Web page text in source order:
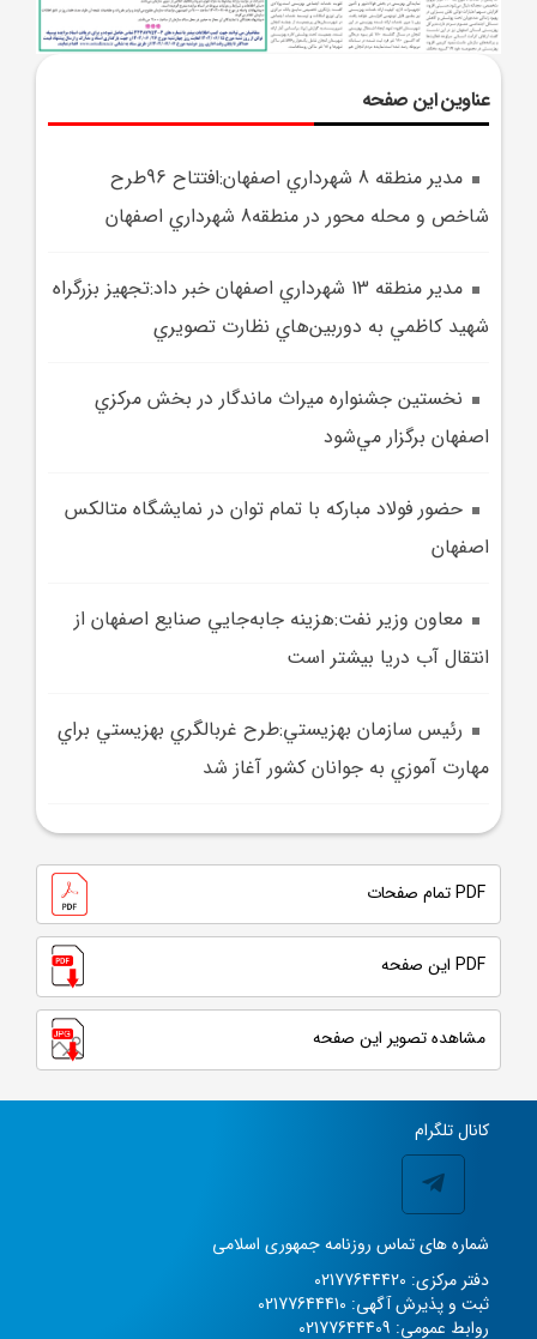
عناوین این صفحه
مدير منطقه 8 شهرداري اصفهان:افتتاح 96طرح
شاخص و محله محور در منطقه8 شهرداري اصفهان
مدير منطقه 13 شهرداري اصفهان خبر داد:تجهيز بزرگراه
شهيد کاظمي به دوربين‌هاي نظارت تصويري
نخستين جشنواره ميراث ماندگار در بخش مرکزي
اصفهان برگزار مي‌شود
حضور فولاد مبارکه با تمام توان در نمايشگاه متالکس
اصفهان
معاون وزير نفت:هزينه جابه‌جايي صنايع اصفهان از
انتقال آب دريا بيشتر است
رئيس سازمان بهزيستي:طرح غربالگري بهزيستي براي
مهارت آموزي به جوانان کشور آغاز شد
PDF تمام صفحات
PDF این صفحه
مشاهده تصویر این صفحه
کانال تلگرام
شماره های تماس روزنامه جمهوری اسلامی
دفتر مرکزی: 02177644420
ثبت و پذیرش آگهی: 02177644410
روابط عمومی: 02177644409